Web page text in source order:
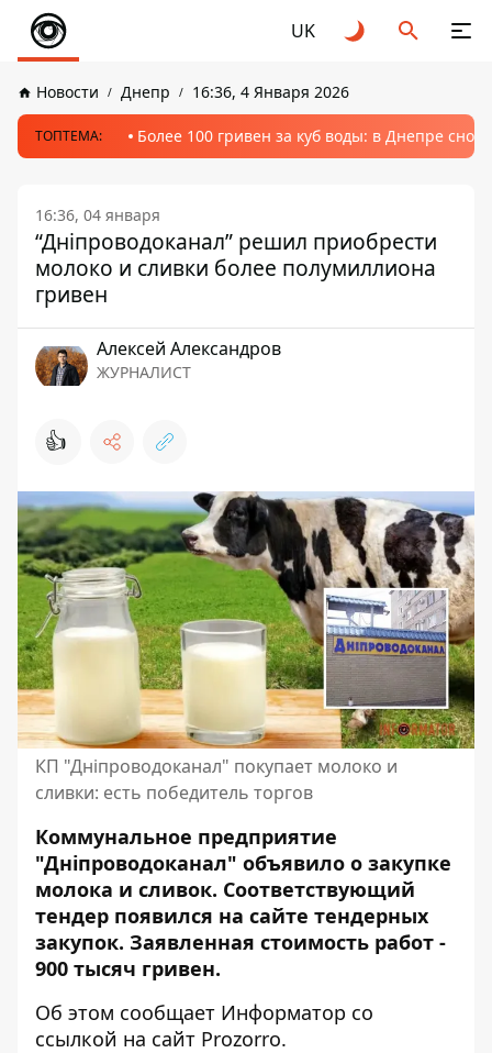
UK
Новости Днепр 16:36, 4 Января 2026
ТОПТЕМА: Более 100 гривен за куб воды: в Днепре
16:36, 04 января
“Дніпроводоканал” решил приобрести
молоко и сливки более полумиллиона
гривен
Алексей Александров
ЖУРНАЛИСТ
👍
КП "Дніпроводоканал" покупает молоко и
сливки: есть победитель торгов
Коммунальное предприятие
"Дніпроводоканал" объявило о закупке
молока и сливок. Соответствующий
тендер появился на сайте тендерных
закупок. Заявленная стоимость работ -
900 тысяч гривен.
Об этом сообщает Информатор со
ссылкой на сайт Prozorro.